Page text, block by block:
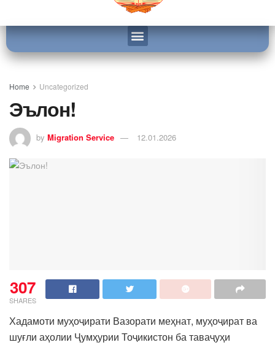
Home Uncategorized
Эълон!
by Migration Service 12.01.2026
307
SHARES
Хадамоти муҳоҷирати Вазорати меҳнат, муҳоҷират ва
шуғли аҳолии Ҷумҳурии Тоҷикистон ба таваҷуҳи